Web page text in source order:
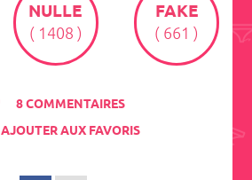
NULLE
( 1408 )
FAKE
( 661 )
8 COMMENTAIRES
AJOUTER AUX FAVORIS